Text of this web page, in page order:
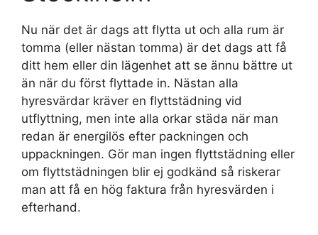
Nu när det är dags att flytta ut och alla rum är
tomma (eller nästan tomma) är det dags att få
ditt hem eller din lägenhet att se ännu bättre ut
än när du först flyttade in. Nästan alla
hyresvärdar kräver en flyttstädning vid
utflyttning, men inte alla orkar städa när man
redan är energilös efter packningen och
uppackningen. Gör man ingen flyttstädning eller
om flyttstädningen blir ej godkänd så riskerar
man att få en hög faktura från hyresvärden i
efterhand.